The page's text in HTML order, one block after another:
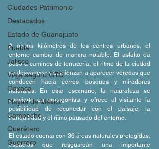
Ciudades Patrimonio
Destacados
Estado de Guanajuato
Puebla
Jalisco
Viaja seguro GTO
Oaxaca
Playas de México
Campeche
Querétaro
Guerrero
A pocos kilómetros de los centros urbanos, el
entorno cambia de manera notable. El asfalto da
paso a caminos de terracería, el ritmo de la ciudad
se desvanece y comienzan a aparecer veredas que
conducen hacia cerros, bosques y miradores
naturales. En este escenario, la naturaleza se
convierte en protagonista y ofrece al visitante la
posibilidad de reconectar con el paisaje, la
tranquilidad y el ritmo pausado del entorno.
El estado cuenta con 36 áreas naturales protegidas,
espacios que resguardan una importante